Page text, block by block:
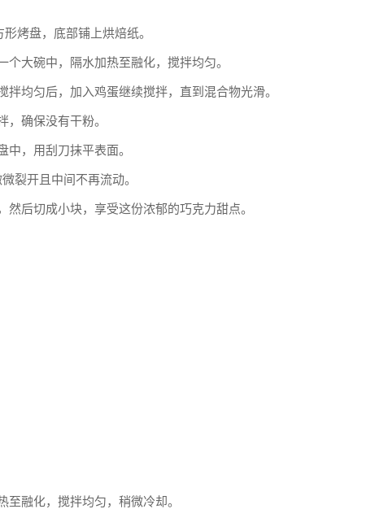
烤盘，底部铺上烘焙纸。
大碗中，隔水加热至融化，搅拌均匀。
均匀后，加入鸡蛋继续搅拌，直到混合物光滑。
，确保没有干粉。
，用刮刀抹平表面。
裂开且中间不再流动。
后切成小块，享受这份浓郁的巧克力甜点。
融化，搅拌均匀，稍微冷却。